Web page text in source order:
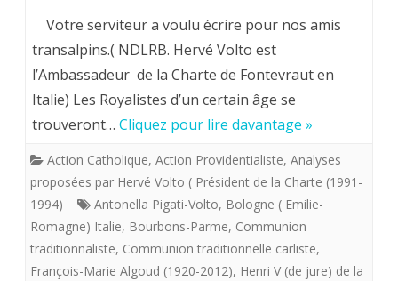
Votre serviteur a voulu écrire pour nos amis
transalpins.( NDLRB. Hervé Volto est
l’Ambassadeur de la Charte de Fontevraut en
Italie) Les Royalistes d’un certain âge se
trouveront… Cliquez pour lire davantage »
Action Catholique, Action Providentialiste, Analyses
proposées par Hervé Volto ( Président de la Charte (1991-
1994)
Antonella Pigati-Volto, Bologne ( Emilie-
Romagne) Italie, Bourbons-Parme, Communion
traditionnaliste, Communion traditionnelle carliste,
François-Marie Algoud (1920-2012), Henri V (de jure) de la